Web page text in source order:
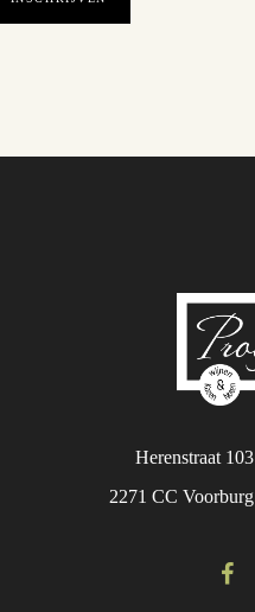
Herenstraat 103
2271 CC Voorburg